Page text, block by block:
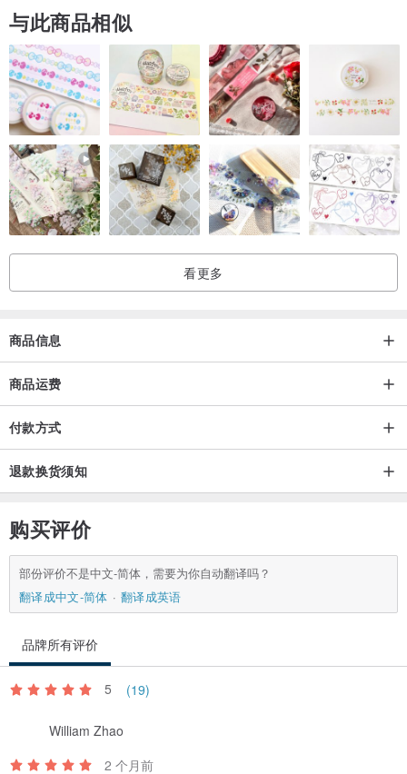
都是独一无二的作品
日本招财猫达摩专卖店（Ourlittlezone）
于2018年成立，并提供网上购物服务
深受本地及海外顾客喜爱
摩摆设，每件作品均由Ourlittlezone自主研发，从图案设计到模具制
我们的设计灵感源自中日文化的交融，将日本招财猫的灵动神韵与中
珍品。每件作品不仅是幸运与繁荣的象征，更承载了对美好生活的祝
福。我们以创新为核心，突破传统吉祥物的框架，赋予每件作品独特
的故事与情感连结，旨在为每一个角落带来幸福与喜悦，让
与此商品相似
看更多
商品信息
商品运费
付款方式
退款换货须知
购买评价
部份评价不是中文-简体，需要为你自动翻译吗？
翻译成中文-简体
翻译成英语
品牌所有评价
5 (19)
William Zhao
2 个月前